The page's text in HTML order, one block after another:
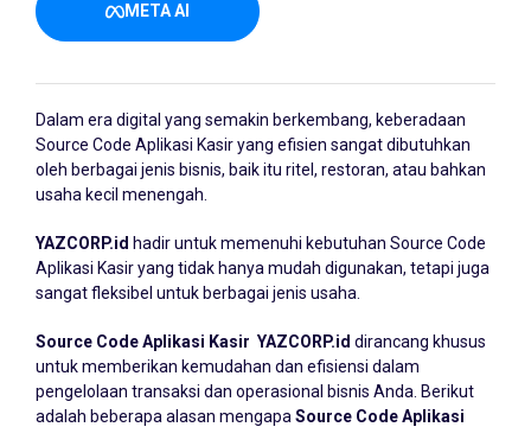
META AI
Dalam era digital yang semakin berkembang, keberadaan
Source Code Aplikasi Kasiryang efisien sangat dibutuhkan
oleh berbagai jenis bisnis, baik itu ritel, restoran, atau bahkan
usaha kecil menengah.
YAZCORP.id hadir untuk memenuhi kebutuhan Source Code
Aplikasi Kasir yang tidak hanya mudah digunakan, tetapi juga
sangat fleksibel untuk berbagai jenis usaha.
Source Code Aplikasi Kasir YAZCORP.id dirancang khusus
untuk memberikan kemudahan dan efisiensi dalam
pengelolaan transaksi dan operasional bisnis Anda. Berikut
adalah beberapa alasan mengapa Source Code Aplikasi